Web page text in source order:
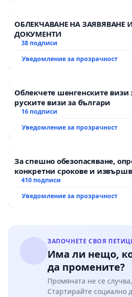
ОБЛЕКЧАВАНЕ НА ЗАЯВЯВАНЕ
ДОКУМЕНТИ
38 подписи
Уведомление за прозрачност
Облекчете шенгенските визи
руските визи за българи
16 подписи
Уведомление за прозрачност
За спешно обезопасяване,
конкретни срокове и
рехабилитация на
Мирово - к.к. Момин проход
410 подписи
Уведомление за прозрачност
ЗАПОЧНЕТЕ СВОЯ
Има ли нещо,
да промените?
Промяната не се
Стартирайте социално